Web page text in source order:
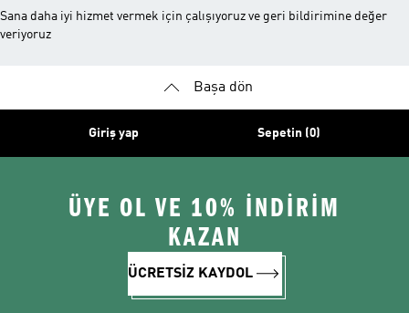
Sana daha iyi hizmet vermek için çalışıyoruz ve geri bildirimine değer
veriyoruz
Başa dön
Giriş yap Sepetin (0)
ÜYE OL VE 10% İNDİRİM
KAZAN
ÜCRETSİZ KAYDOL